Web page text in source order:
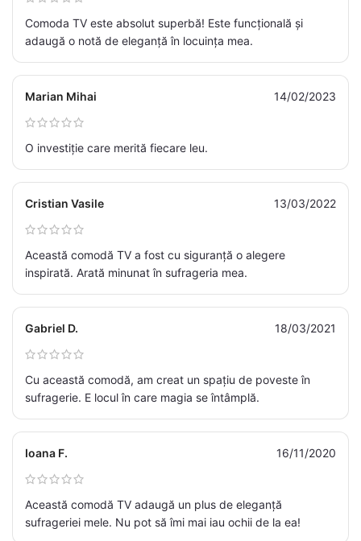
Comoda TV este absolut superbă! Este funcțională și
adaugă o notă de eleganță în locuința mea.
Marian Mihai 14/02/2023
O investiție care merită fiecare leu.
Cristian Vasile 13/03/2022
Această comodă TV a fost cu siguranță o alegere
inspirată. Arată minunat în sufrageria mea.
Gabriel D. 18/03/2021
Cu această comodă, am creat un spațiu de poveste în
sufragerie. E locul în care magia se întâmplă.
Ioana F. 16/11/2020
Această comodă TV adaugă un plus de eleganță
sufrageriei mele. Nu pot să îmi mai iau ochii de la ea!